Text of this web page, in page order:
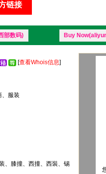
链接
部数码) Buy
[查看Whois信息]
、服装
、膝撞、西撞、西裝、锡